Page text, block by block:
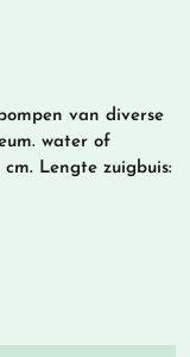
van diverse
water of
Lengte zuigbuis: